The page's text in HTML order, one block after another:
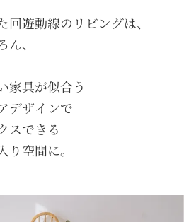
遊動線のリビングは、
、
家具が似合う
デザインで
スできる
り空間に。